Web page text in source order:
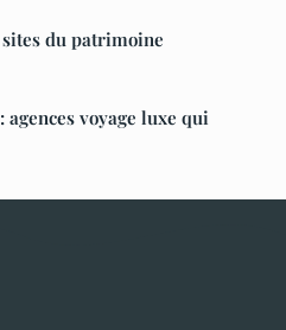
du patrimoine
agences voyage luxe qui